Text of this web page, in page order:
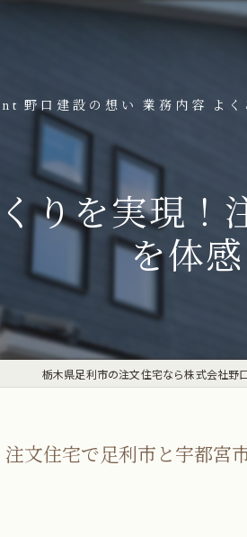
野口建設の想い 業務内容 よ
りを実現！
を体
栃木県足利市の注文住宅なら株式会社野
文住宅で足利市と宇都宮